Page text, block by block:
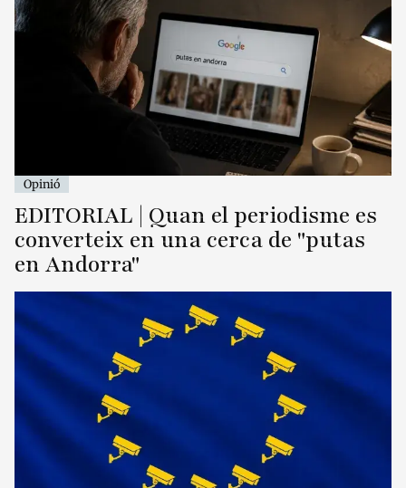
Opinió
EDITORIAL | Quan el periodisme es
converteix en una cerca de "putas
en Andorra"